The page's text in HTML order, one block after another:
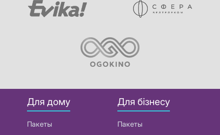
Для дому
Пакеты
Для бізнесу
Пакеты